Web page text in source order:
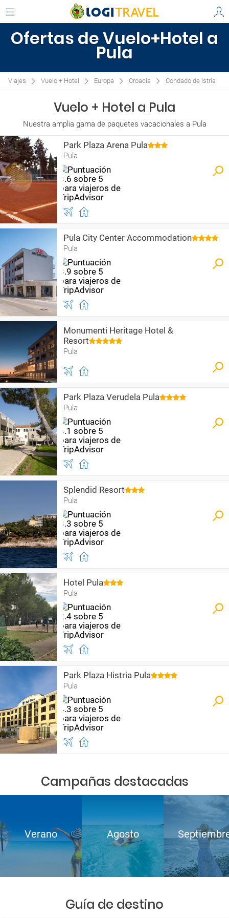
Ofertas de Vuelo+Hotel a
Pula
Viajes Vuelo + Hotel Europa Croacia Condado de Istria
Vuelo + Hotel a Pula
Nuestra amplia gama de paquetes vacacionales a Pula
Park Plaza Arena Pula
Pula
Pula City Center Accommodation
Pula
Monumenti Heritage Hotel &
Resort
Pula
Park Plaza Verudela Pula
Pula
Splendid Resort
Pula
Hotel Pula
Pula
Park Plaza Histria Pula
Pula
Campañas destacadas
Verano Agosto
Guía de destino